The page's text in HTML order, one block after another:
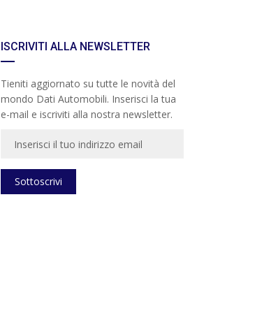
ISCRIVITI ALLA NEWSLETTER
Tieniti aggiornato su tutte le novità del
mondo Dati Automobili. Inserisci la tua
e-mail e iscriviti alla nostra newsletter.
Sottoscrivi